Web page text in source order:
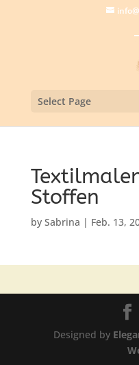
Select Page
Stoffen
by Sabrina | Feb. 13,
Designed by